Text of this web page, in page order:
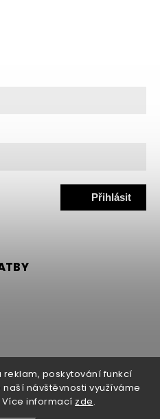
poskytování funkcí
návštěvnosti využíváme
informací zde.
Přihlásit